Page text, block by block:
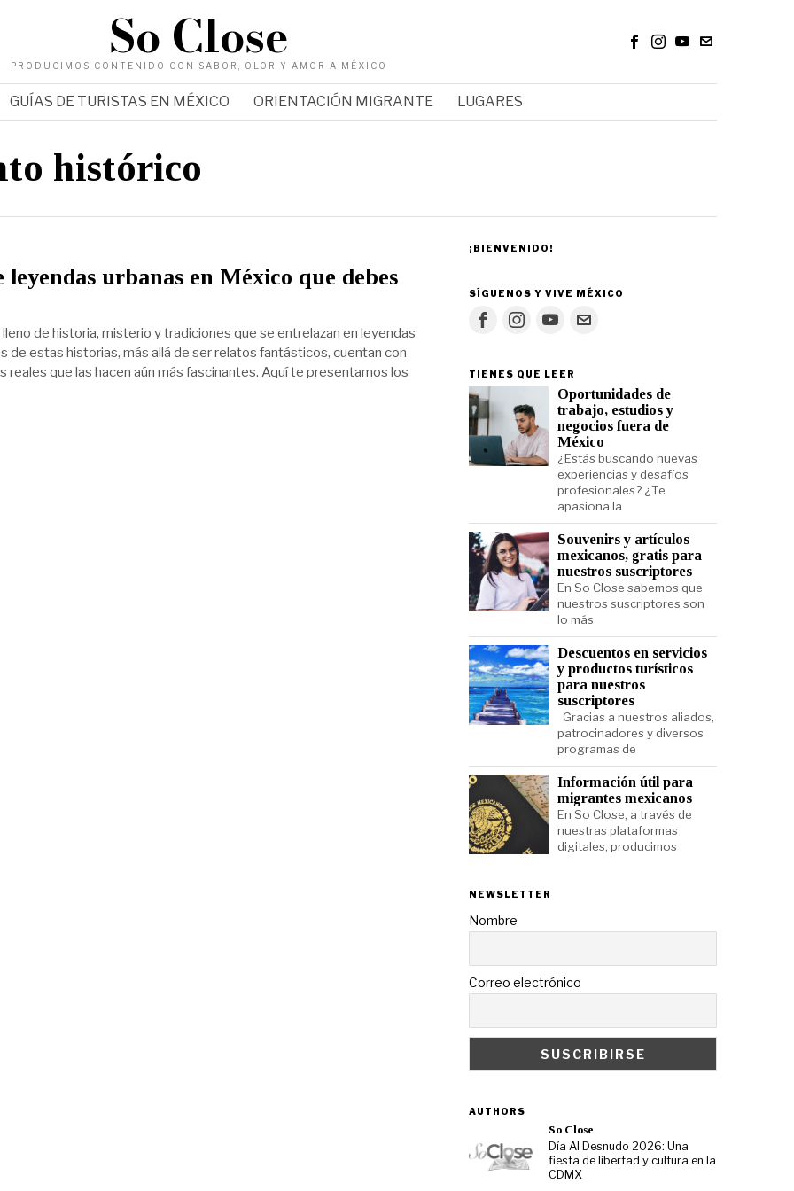
So Close
PRODUCIMOS CONTENIDO CON SABOR, OLOR Y AMOR A MÉXICO
GUÍAS DE TURISTAS EN MÉXICO ORIENTACIÓN MIGRANTE LUGARES
histórico
leyendas urbanas en México que debes
de historia, misterio y tradiciones que se entrelazan en leyendas
de estas historias, más allá de ser relatos fantásticos, cuentan con
reales que las hacen aún más fascinantes. Aquí te presentamos los
¡BIENVENIDO!
SÍGUENOS Y VIVE MÉXICO
TIENES QUE LEER
Oportunidades de
trabajo, estudios y
negocios fuera de
México
¿Estás buscando nuevas
experiencias y desafíos
profesionales? ¿Te
apasiona la
Souvenirs y artículos
mexicanos, gratis para
nuestros suscriptores
En So Close sabemos que
nuestros suscriptores son
lo más
Descuentos en servicios
y productos turísticos
para nuestros
suscriptores
Gracias a nuestros aliados,
patrocinadores y diversos
programas de
Información útil para
migrantes mexicanos
En So Close, a través de
nuestras plataformas
digitales, producimos
NEWSLETTER
Nombre
Correo electrónico
AUTHORS
So Close
Día Al Desnudo 2026: Una
fiesta de libertad y cultura en la
CDMX